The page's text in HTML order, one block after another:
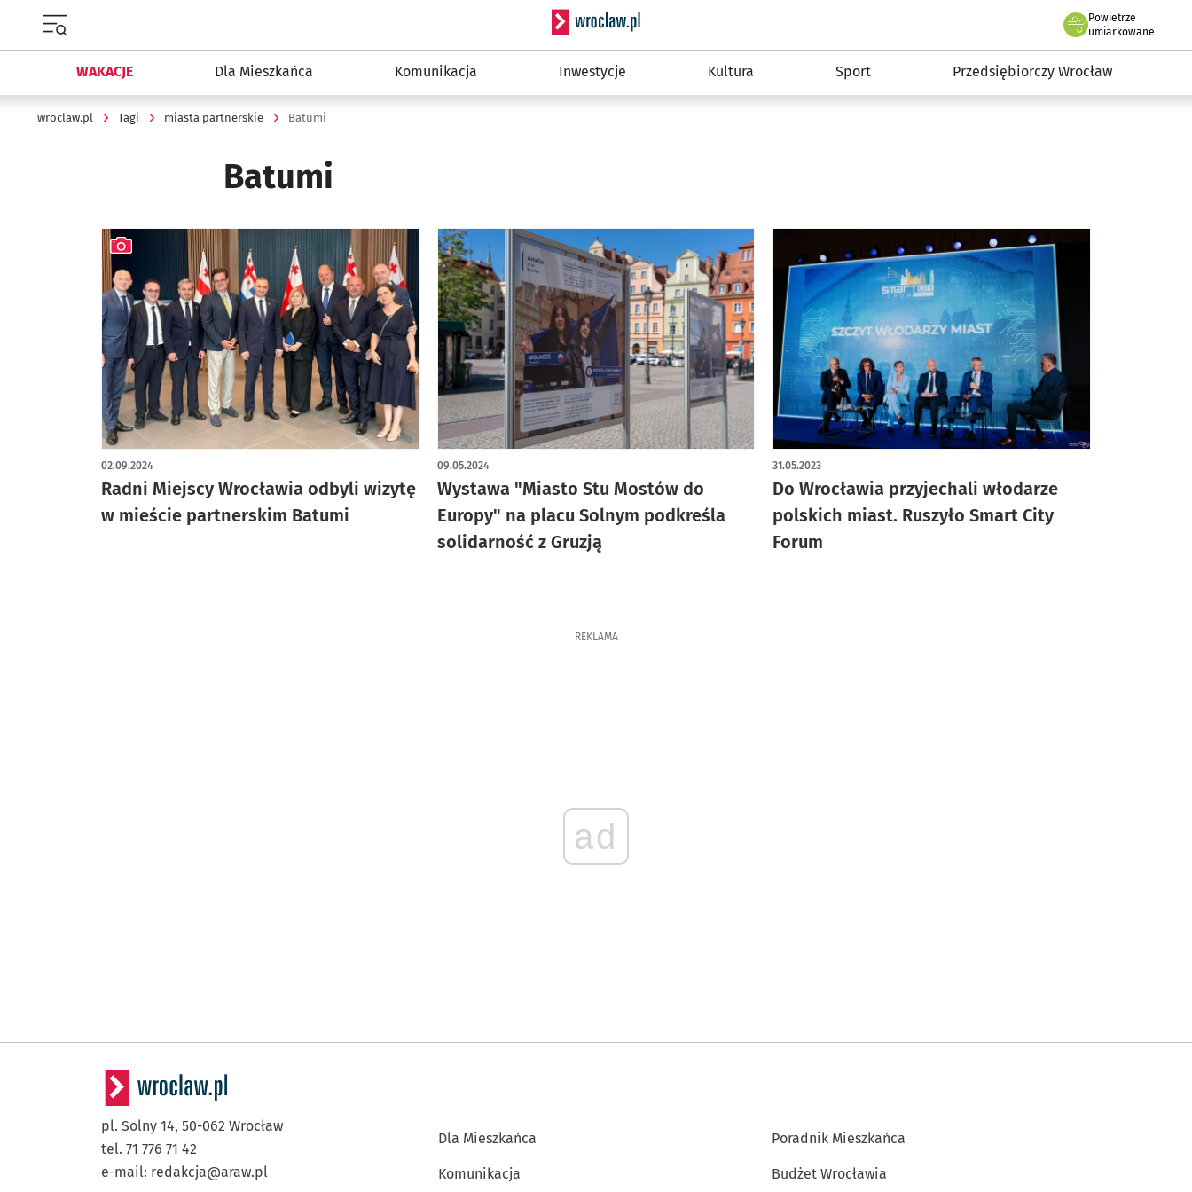
Serwis informacyjny wroclaw.pl
Powietrze
we Wrocławiu
umiarkowane
WAKACJE Dla Mieszkańca Komunikacja Inwestycje Kultura Sport Przedsiębiorczy Wrocław
wroclaw.pl Tagi miasta partnerskie Batumi
Batumi
Radni Miejscy Wrocławia odbyli wizytę
w mieście partnerskim Batumi
02.09.2024
artykuł z galerią zdjęć
Wystawa "Miasto Stu Mostów do
Europy" na placu Solnym podkreśla
solidarność z Gruzją
09.05.2024
Do Wrocławia przyjechali włodarze
polskich miast. Ruszyło Smart City
Forum
31.05.2023
REKLAMA
ad
pl. Solny 14, 50-062 Wrocław
tel. 71 776 71 42
e-mail: redakcja@araw.pl
Dla Mieszkańca
Komunikacja
Poradnik Mieszkańca
Budżet Wrocławia